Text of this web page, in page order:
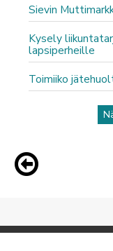
Sievin
Kysely
lapsiperheille
Toimiiko